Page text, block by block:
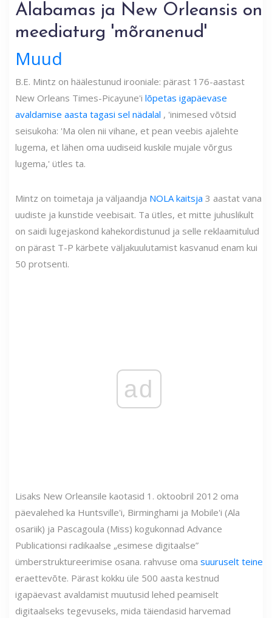
Alabamas ja New Orleansis on
meediaturg 'mõranenud'
Muud
B.E. Mintz on häälestunud irooniale: pärast 176-aastast
New Orleans Times-Picayune'i lõpetas igapäevase
avaldamise aasta tagasi sel nädalal , 'inimesed võtsid
seisukoha: 'Ma olen nii vihane, et pean veebis ajalehte
lugema, et lähen oma uudiseid kuskile mujale võrgus
lugema,' ütles ta.
Mintz on toimetaja ja väljaandja NOLA kaitsja 3 aastat vana
uudiste ja kunstide veebisait. Ta ütles, et mitte juhuslikult
on saidi lugejaskond kahekordistunud ja selle reklaamitulud
on pärast T-P kärbete väljakuulutamist kasvanud enam kui
50 protsenti.
ad
Lisaks New Orleansile kaotasid 1. oktoobril 2012 oma
päevalehed ka Huntsville'i, Birminghami ja Mobile'i (Ala
osariik) ja Pascagoula (Miss) kogukonnad Advance
Publicationsi radikaalse „esimese digitaalse”
ümberstruktureerimise osana. rahvuse oma suuruselt teine
eraettevõte. Pärast kokku üle 500 aasta kestnud
igapäevast avaldamist muutusid lehed peamiselt
digitaalseks tegevuseks, mida täiendasid harvemad